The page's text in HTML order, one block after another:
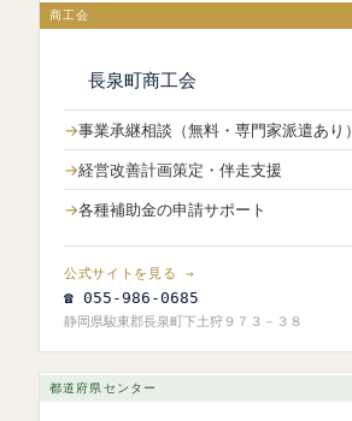
商工会
長泉町商工会
事業承継相談（無料・専門家派遣あり）
経営改善計画策定・伴走支援
各種補助金の申請サポート
公式サイトを見る →
☎ 055-986-0685
静岡県駿東郡長泉町下土狩９７３－３８
都道府県センター